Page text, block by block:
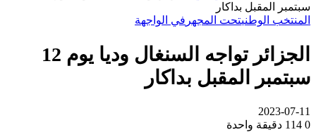
سبتمبر المقبل بداكار
المنتخب الوطنيتحت المجهر في الواجهة
الجزائر تواجه السنغال وديا يوم 12
سبتمبر المقبل بداكار
2023-07-11
0
دقيقة واحدة